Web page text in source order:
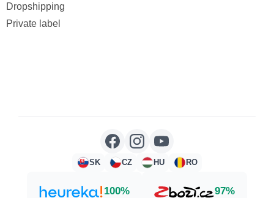
Dropshipping
Private label
SK CZ HU RO
100% 97%